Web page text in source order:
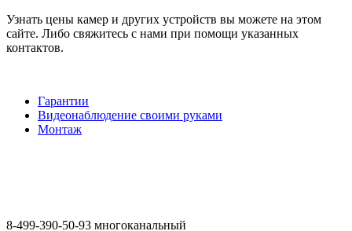
Узнать цены камер и других устройств вы можете на этом
сайте. Либо свяжитесь с нами при помощи указанных
контактов.
Гарантии
Видеонаблюдение своими руками
Монтаж
8-499-390-50-93 многоканальный